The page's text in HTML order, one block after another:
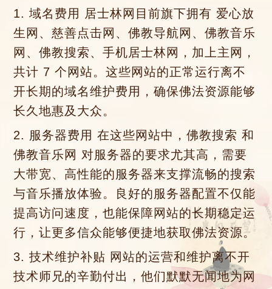
1. 域名费用 居士林网目前旗下拥有 爱心放
生网、慈善点击网、佛教导航网、佛教音乐
网、佛教搜索、手机居士林网，加上主网，
共计 7 个网站。这些网站的正常运行离不
开长期的域名维护费用，确保佛法资源能够
长久地惠及大众。
2. 服务器费用 在这些网站中，佛教搜索 和
佛教音乐网 对服务器的要求尤其高，需要
大带宽、高性能的服务器来支撑流畅的搜索
与音乐播放体验。良好的服务器配置不仅能
提高访问速度，也能保障网站的长期稳定运
行，让更多信众能够便捷地获取佛法资源。
3. 技术维护补贴 网站的运营和维护离不开
技术师兄的辛勤付出，他们默默无闻地为网